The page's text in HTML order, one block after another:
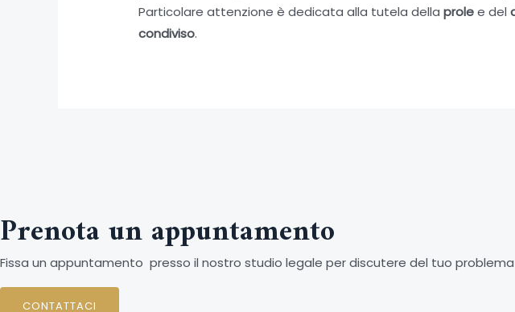
Particolare attenzione è dedicata alla tutela dellaprolee del
condiviso.
Prenota un appuntamento
Fissa un appuntamento presso il nostro studio legale per discutere del tuo
CONTATTACI